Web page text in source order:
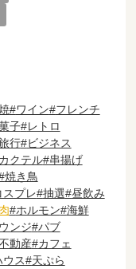
ワイン フレンチ
子 レトロ
行 ビジネス
クテル 串揚げ
焼き鳥
スプレ 抽選 昼飲み
ホルモン 海鮮
ンジ パブ
動産 カフェ
ス
天ぷら